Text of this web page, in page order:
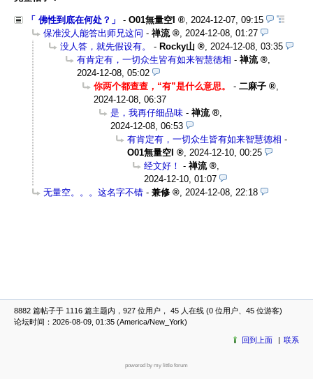
「 佛性到底在何处？」 - O01無量空I
2024-12-07, 09:15
保准没人能答出师兄这问 - 禅流
2024-12-08, 01:27
没人答，就先假设有。
- Rocky山
2024-12-08, 03:35
有肯定有，一切众生皆有如来智慧德相 - 禅流
2024-12-08, 05:02
你两个都查查，“有”是什么意思。
- 二麻子
2024-12-08, 06:37
是，我再仔细品味 - 禅流
2024-12-08, 06:53
有肯定有，一切众生皆有如来智慧德相 -
O01無量空I
2024-12-10, 00:25
经文好！ - 禅流
2024-12-10, 01:07
无量空。。。这名字不错 - 兼修 2024-12-08, 22:18
8882 篇帖子于 1116 篇主题内，927 位用户， 45 人在线 (0 位用户、45 位游客)
论坛时间：2026-08-09, 01:35 (America/New_York)
回到上面 联系
powered by my little forum